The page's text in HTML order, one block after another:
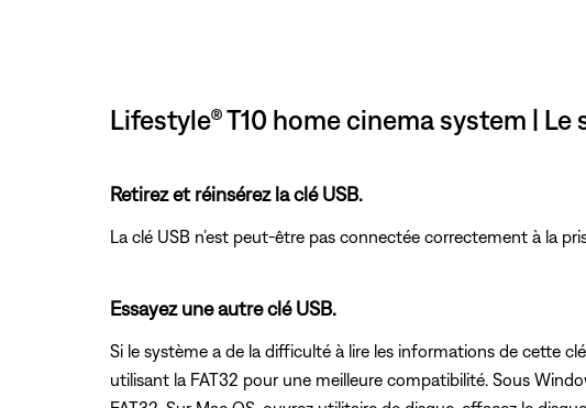
Lifestyle® T10 home cinema system |
Retirez et réinsérez la clé USB.
La clé USB n’est peut-être pas connectée correctement à la
Essayez une autre clé USB.
Si le système a de la difficulté à lire les informations de cette
utilisant la FAT32 pour une meilleure compatibilité. Sous